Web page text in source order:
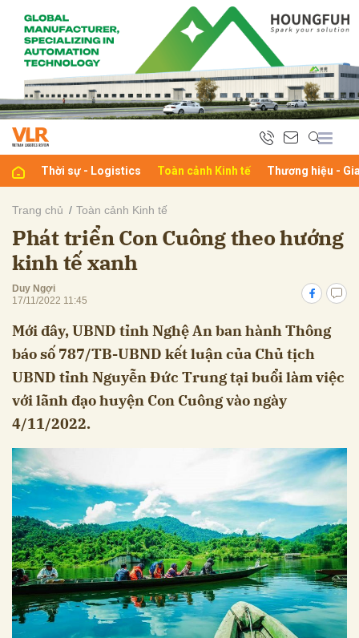
Thời sự - Logistics Toàn cảnh Kinh tế Thương hiệu -
Trang chủ Toàn cảnh Kinh tế
Phát triển Con Cuông theo hướng
kinh tế xanh
Duy Ngợi
17/11/2022 11:45
Mới đây, UBND tỉnh Nghệ An ban hành Thông
báo số 787/TB-UBND kết luận của Chủ tịch
UBND tỉnh Nguyễn Đức Trung tại buổi làm việc
với lãnh đạo huyện Con Cuông vào ngày
4/11/2022.
luận
Hủy